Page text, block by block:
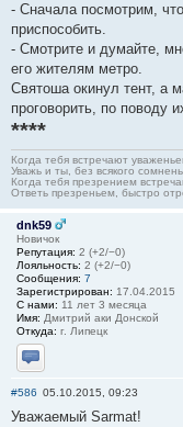
- Сначала посмотрим,
приспособить.
- Смотрите и думайте,
его жителям метро.
Святоша окинул тент, а
проговорить, по поводу
****
Когда тебя встречают
Уважь и ты, без всякого
Когда тебя презрением
Ответь презреньем, быстро
dnk59
Новичок
Репутация: 2 (+2/−0)
Лояльность: 2 (+2/−0)
Сообщения: 7
Зарегистрирован: 17.04.2015
С нами: 11 лет 3 месяца
Имя: Дмитрий аки Донской
Откуда: г. Липецк
Отправить личное
#586 05.10.2015, 09:23
Уважаемый Sarmat!